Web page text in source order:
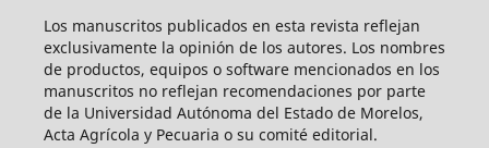
Los manuscritos publicados en esta revista reflejan
exclusivamente la opinión de los autores. Los nombres
de productos, equipos o software mencionados en los
manuscritos no reflejan recomendaciones por parte
de la Universidad Autónoma del Estado de Morelos,
Acta Agrícola y Pecuaria o su comité editorial.